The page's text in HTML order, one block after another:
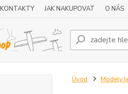
KONTAKTY JAK NAKUPOVAT O NÁS
Úvod Modely